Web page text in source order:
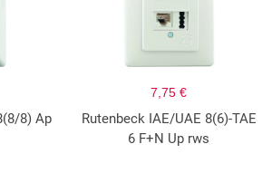
8) Ap
7,75 €
Rutenbeck IAE/UAE 8(6)-TAE
6 F+N Up rws